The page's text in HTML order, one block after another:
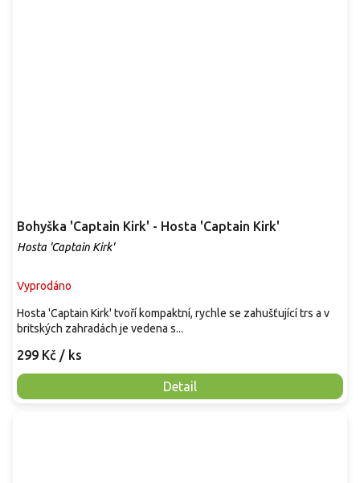
Bohyška 'Captain Kirk' - Hosta 'Captain Kirk'
Hosta 'Captain Kirk'
Vyprodáno
299 Kč / ks
Detail
Hosta 'Captain Kirk' tvoří kompaktní, rychle se zahušťující trs a v
britských zahradách je vedena s...